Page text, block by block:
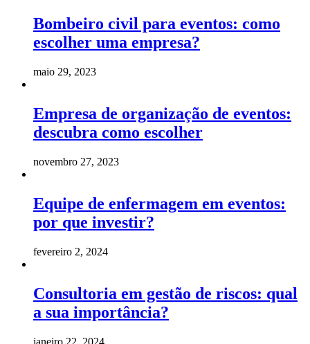
Bombeiro civil para eventos: como
escolher uma empresa?
maio 29, 2023
Empresa de organização de eventos:
descubra como escolher
novembro 27, 2023
Equipe de enfermagem em eventos:
por que investir?
fevereiro 2, 2024
Consultoria em gestão de riscos: qual
a sua importância?
janeiro 22, 2024